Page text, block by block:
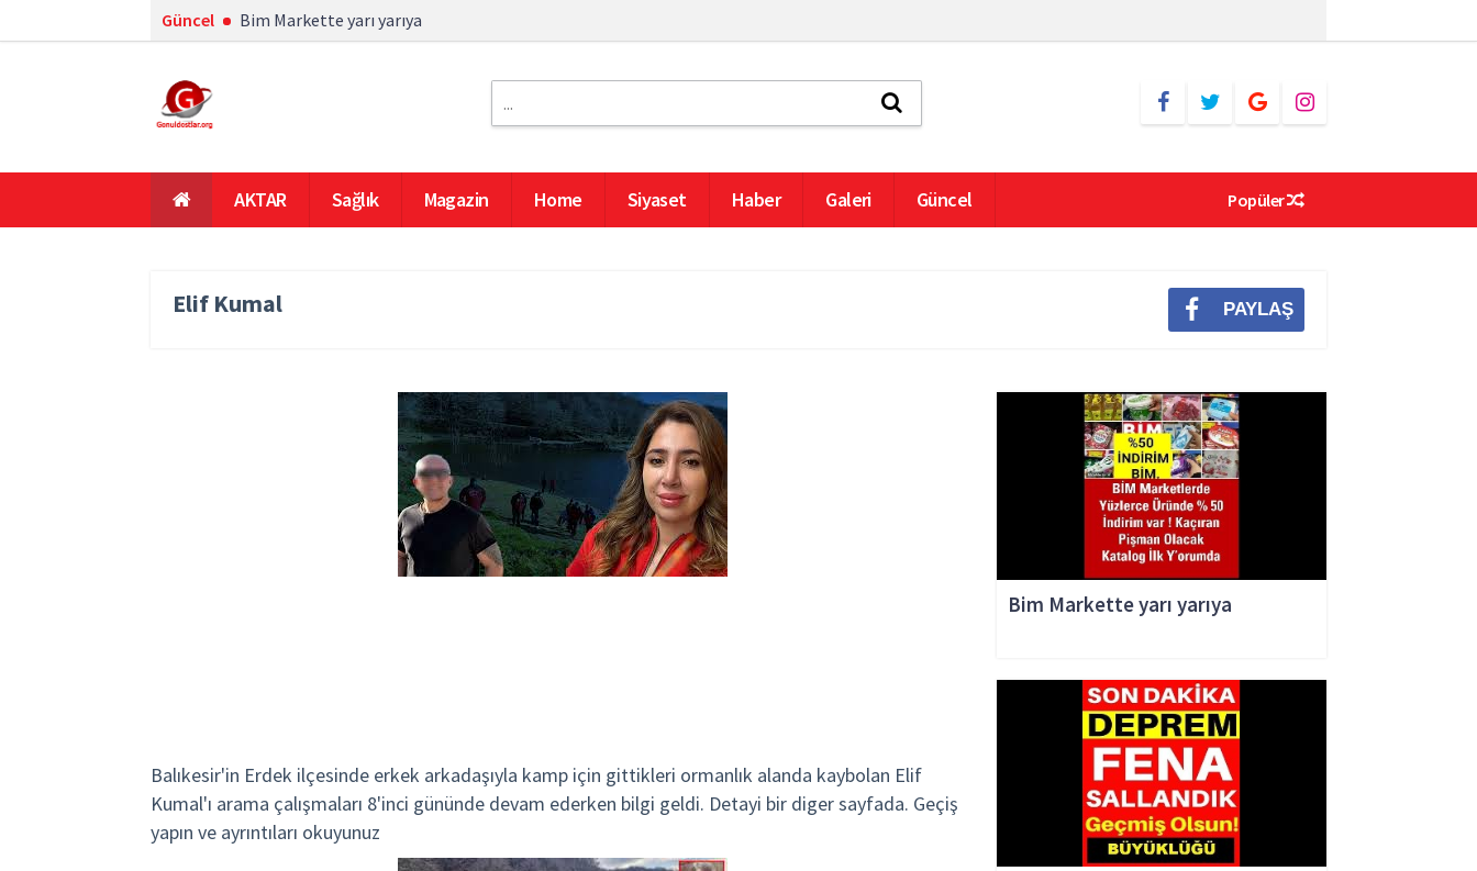
Güncel Bim Markette yarı yarıya
AKTAR Sağlık Magazin Home Siyaset Haber Galeri Güncel Popüler
Elif Kumal PAYLAŞ
Balıkesir'in Erdek ilçesinde erkek arkadaşıyla kamp için gittikleri ormanlık alanda kaybolan Elif
Kumal'ı arama çalışmaları 8'inci gününde devam ederken bilgi geldi. Detayi bir diger sayfada. Geçiş
yapın ve ayrıntıları okuyunuz
Bim Markette yarı yarıya